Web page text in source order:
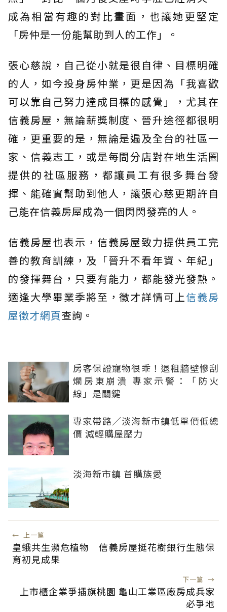
成為相當有趣的對比畫面，也讓她更堅定
「房仲是一份能幫助到人的工作」。
張心慈說，自己從小就是很自律、目標明確
的人，如今投身房仲業，更是因為「我喜歡
可以靠自己努力達成目標的感覺」，尤其在
信義房屋，無論薪獎制度、晉升途徑都很明
確，更重要的是，無論是遍及全台的社區一
家、信義志工，或是每間分店對在地生活圈
提供的社區服務，都讓員工有很多舞台發
揮、能確實幫助到他人，讓張心慈更期許自
己能在信義房屋成為一個閃閃發亮的人。
信義房屋也表示，信義房屋致力提供員工完
善的教育訓練，及「晉升不看年資、年紀」
的發揮舞台，只要有能力，都能發光發熱。
適逢大學畢業季將至，徵才詳情可上信義房
屋徵才網頁查詢。
房客保證寵物很乖！退租牆壁慘刮
爛房東崩潰 專家示警：「防火
線」是關鍵
專家帶路／淡海新市鎮低單價低總
價 減輕購屋壓力
淡海新市鎮 首購族愛
← 上一篇
皇蛾共生瀕危植物 信義房屋挺花樹銀行生態保
育初見成果
下一篇 →
上市櫃企業爭插旗桃園 龜山工業區廠房成兵家
必爭地